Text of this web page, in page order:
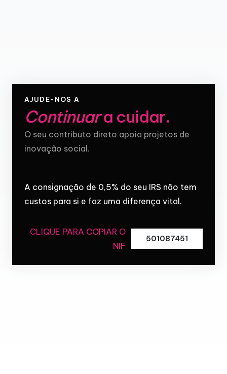
AJUDE-NOS A
Continuara cuidar.
O seu contributo direto apoia projetos de
inovação social.
A consignação de 0,5% do seu IRS não tem
custos para si e faz uma diferença vital.
CLIQUE PARA COPIAR O
NIF
501087451